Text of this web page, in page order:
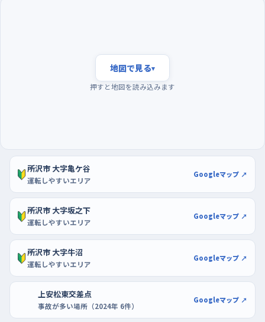
一人で練習するなら、朝の通勤通学がいちばん混み合う時間帯
は避けたい。車も人も多い時間に初めての道へ出ると、判断が追
ピングセンター、区画にゆとりのある島忠ホームズ所沢店の駐車
場が向いている。開店直後の空いている時間なら、隣の車を気に
せず切り返しを何度も試せる。
地図で見る▾
押すと地図を読み込みます
所沢市 大字亀ケ谷
運転しやすいエリア
Googleマップ ↗
所沢市 大字坂之下
運転しやすいエリア
Googleマップ ↗
所沢市 大字牛沼
運転しやすいエリア
Googleマップ ↗
上安松東交差点
事故が多い場所（2024年 6件）
Googleマップ ↗